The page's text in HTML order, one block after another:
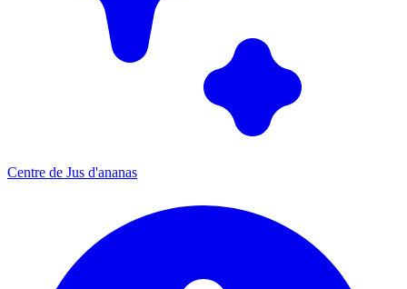
Centre de Jus d'ananas